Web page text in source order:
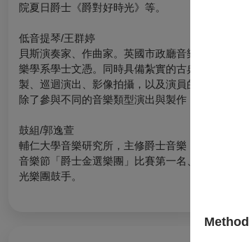
院夏日爵士《爵對好時光》等。
低音提琴/王群婷
貝斯演奏家、作曲家。英國市政廳音樂及戲劇學
樂學系學士文憑。同時具備紮實的古典音樂訓練
製、巡迴演出、影像拍攝，以及演員的技術指導
除了參與不同的音樂類型演出與製作，也與國內
鼓組/郭逸萱
輔仁大學音樂研究所，主修爵士音樂，畢業後致
音樂節「爵士金選樂團」比賽第一名、台北爵士
光樂團鼓手。